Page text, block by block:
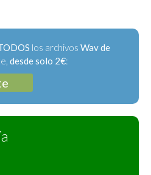
los archivos Wav de
desde solo 2€: